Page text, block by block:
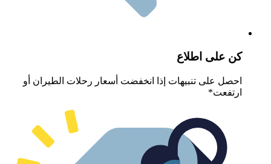
على اطلاع
على تنبيهات إذا انخفضت أسعار رحلات الطيران أو